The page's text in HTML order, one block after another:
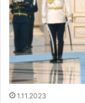
1.11.2023